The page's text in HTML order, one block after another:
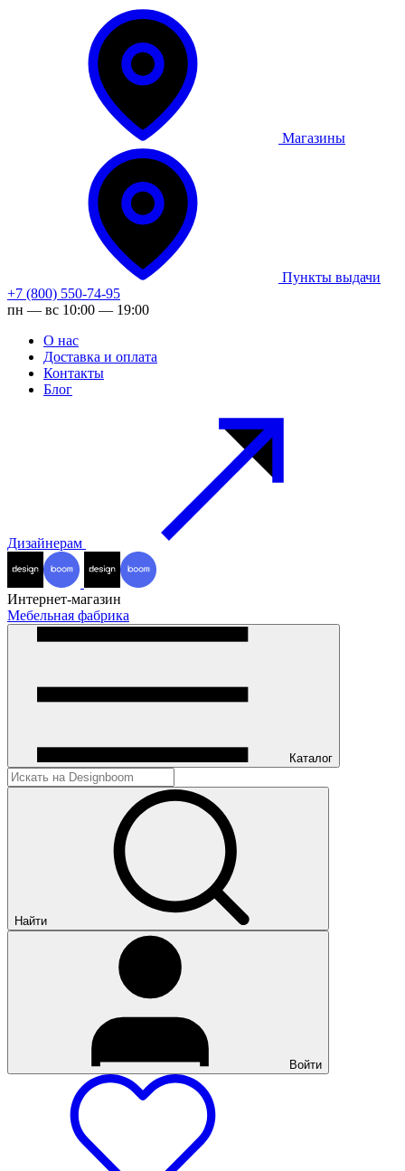
Магазины
Пункты выдачи
+7 (800) 550-74-95
пн — вс 10:00 — 19:00
О нас
Доставка и оплата
Контакты
Блог
Дизайнерам
Интернет-магазин
Мебельная фабрика
Каталог
Найти
Войти